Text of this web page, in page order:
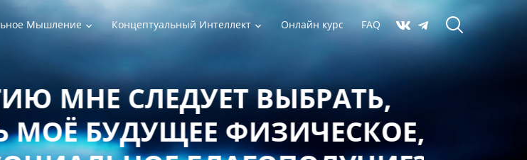
Мышление Концептуальный Интеллект Онлайн курс FAQ
МНЕ СЛЕДУЕТ ВЫБРАТЬ,
БУДУЩЕЕ ФИЗИЧЕСКОЕ,